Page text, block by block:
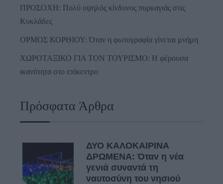
ΠΡΟΣΟΧΗ: Πολύ υψηλός κίνδυνος πυρκαγιάς στις
Κυκλάδες
ΟΡΜΟΣ ΚΟΡΘΙΟΥ: Όταν η φωτογραφία γίνεται μνήμη
ΧΩΡΟΤΑΞΙΚΟ ΓΙΑ ΤΟΝ ΤΟΥΡΙΣΜΟ: Η φέρουσα
ικανότητα στο επίκεντρο
Πρόσφατα Άρθρα
ΔΥΟ ΚΑΛΟΚΑΙΡΙΝΑ
ΔΡΩΜΕΝΑ: Όταν η νέα
γενιά συναντά τη
ναυτοσύνη του νησιού